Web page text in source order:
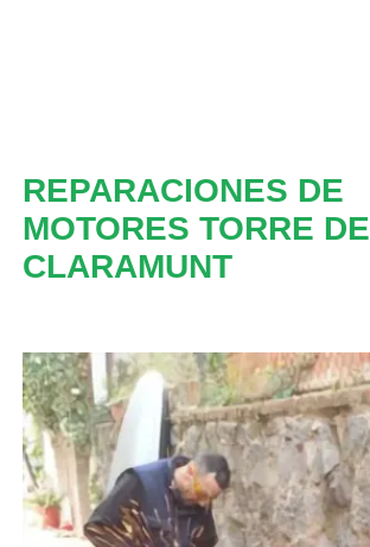
REPARACIONES DE
MOTORES TORRE DE
CLARAMUNT